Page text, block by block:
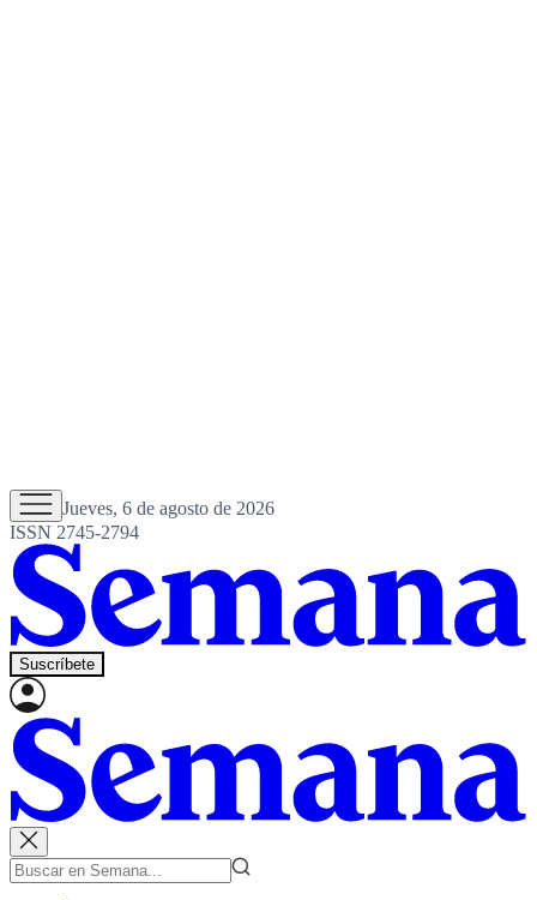
Jueves, 6 de agosto de 2026
ISSN 2745-2794
Suscríbete